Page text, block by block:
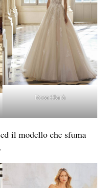
Rosa Clarà
il modello che sfuma